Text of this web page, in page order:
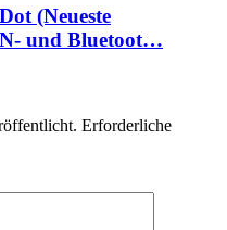
(Neueste
und Bluetoot…
Erforderliche